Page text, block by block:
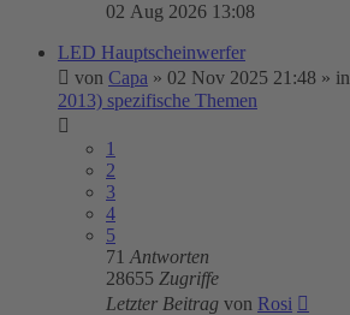
02 Aug 2026 13:08
LED Hauptscheinwerfer
von Capa » 02 Nov 2025 21:48 » in
2013) spezifische Themen
1
2
3
4
5
71 Antworten
28655 Zugriffe
Letzter Beitrag von Rosi